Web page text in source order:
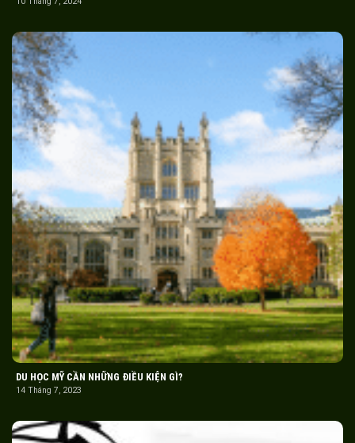
DU HỌC MỸ CẦN NHỮNG ĐIỀU KIỆN GÌ?
14 Tháng 7, 2023